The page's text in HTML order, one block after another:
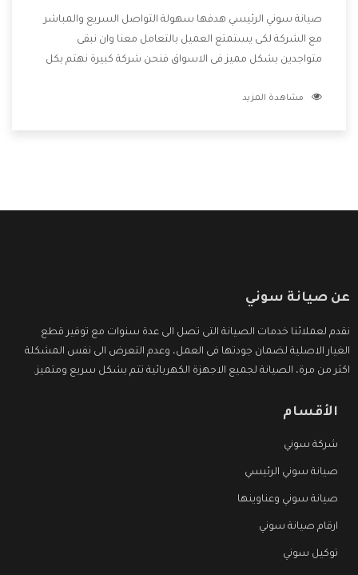
صيانة سوني الرئيسي هدفها سهولة التواصل السريع والمباشر
مع الشركة لكى يستمتع العميل بالتعامل معنا وان نبقى
متواجدين بشكل مميز فى الاسواق فنحن شركة كبيرة نهتم بكل
الشركة بها والتى تكون منها خدمة الصيانة التى تكون من أهم
مشاهدة المزيد
عن صيانة سوني
نقدم لعملائنا خدمات الصيانة التى تصل الى عدة سنوات مع توفير قطع
الغيار الاصلية لضمان جودتها فى العمل، وعدم التعرض الى نفس المشكلة
اكثر من مرة، الصيانة لجميع الاجهزة الكهربائية تتم بشكل سريع ومتميز.
الأقسام
شركة سوني
صيانة سوني الرئيسي
صيانة سوني وعناوينها
ارقام صيانة سوني
توكيل سوني